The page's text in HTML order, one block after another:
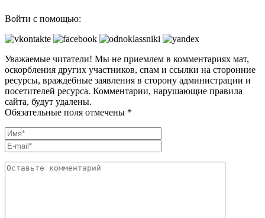
Войти с помощью:
Уважаемые читатели! Мы не приемлем в комментариях мат,
оскорбления других участников, спам и ссылки на сторонние
ресурсы, враждебные заявления в сторону администрации и
посетителей ресурса. Комментарии, нарушающие правила
сайта, будут удалены.
Обязательные поля отмечены *